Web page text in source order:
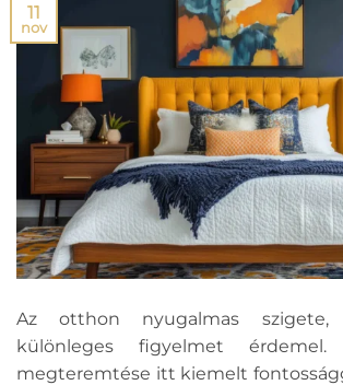
11
nov
Az otthon nyugalmas szigete,
különleges figyelmet
megteremtése itt kiemelt